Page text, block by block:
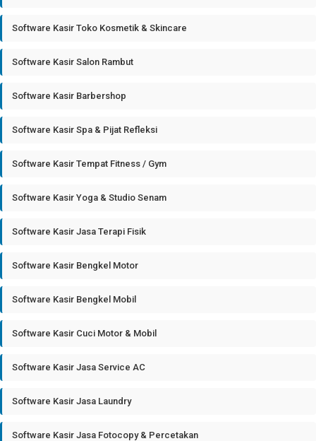
Software Kasir Toko Kosmetik & Skincare
Software Kasir Salon Rambut
Software Kasir Barbershop
Software Kasir Spa & Pijat Refleksi
Software Kasir Tempat Fitness / Gym
Software Kasir Yoga & Studio Senam
Software Kasir Jasa Terapi Fisik
Software Kasir Bengkel Motor
Software Kasir Bengkel Mobil
Software Kasir Cuci Motor & Mobil
Software Kasir Jasa Service AC
Software Kasir Jasa Laundry
Software Kasir Jasa Fotocopy & Percetakan